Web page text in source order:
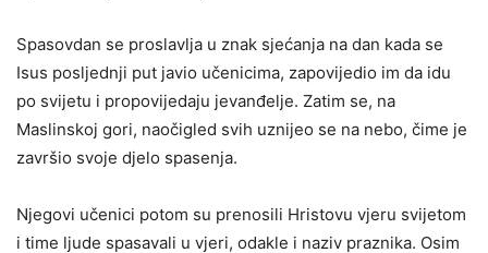
Spasovdan se proslavlja u znak sjećanja na dan kada se
Isus posljednji put javio učenicima, zapovijedio im da idu
po svijetu i propovijedaju jevanđelje. Zatim se, na
Maslinskoj gori, naočigled svih uznijeo se na nebo, čime je
završio svoje djelo spasenja.
Njegovi učenici potom su prenosili Hristovu vjeru svijetom
i time ljude spasavali u vjeri, odakle i naziv praznika. Osim